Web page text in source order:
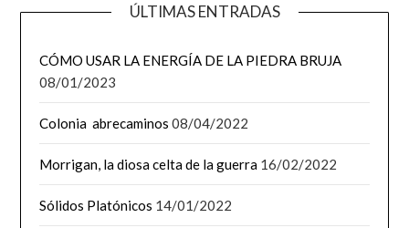
ÚLTIMAS ENTRADAS
CÓMO USAR LA ENERGÍA DE LA PIEDRA BRUJA
08/01/2023
Colonia abrecaminos 08/04/2022
Morrigan, la diosa celta de la guerra 16/02/2022
Sólidos Platónicos 14/01/2022